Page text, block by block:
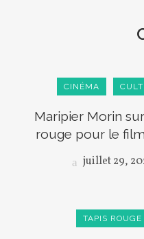
CINÉMA
Maripier Morin
rouge pour le
juillet 29,
TAPIS ROUGE